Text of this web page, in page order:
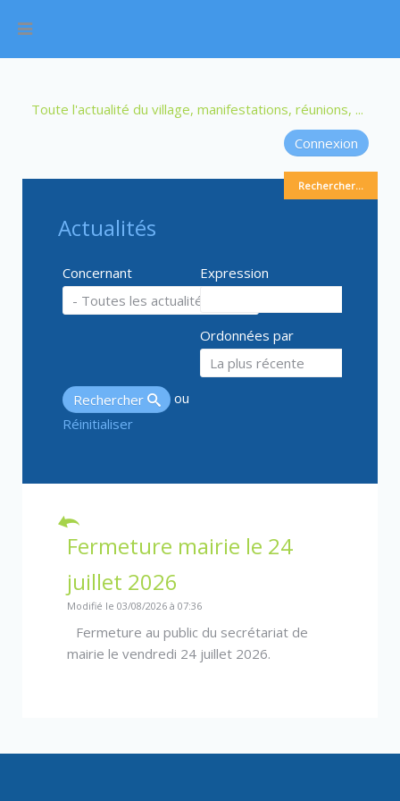
Toute l'actualité du village, manifestations, réunions, ...
Connexion
Rechercher...
Actualités
Concernant Expression
Ordonnées par
Rechercher
ou
Réinitialiser
Fermeture mairie le 24
juillet 2026
Modifié le 03/08/2026 à 07:36
Fermeture au public du secrétariat de
mairie le vendredi 24 juillet 2026.